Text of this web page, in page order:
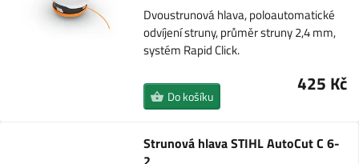
Dvoustrunová hlava, poloautomatické
odvíjení struny, průměr struny 2,4 mm,
systém Rapid Click.
425 Kč
Do košíku
Strunová hlava STIHL AutoCut C 6-